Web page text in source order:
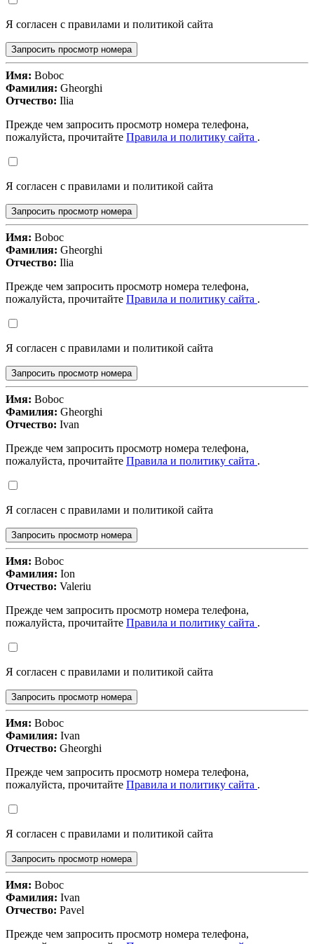
Я согласен с правилами и политикой сайта
Запросить просмотр номера
Имя: Boboc
Фамилия: Gheorghi
Отчество: Ilia
Прежде чем запросить просмотр номера телефона,
пожалуйста, прочитайте Правила и политику сайта .
Я согласен с правилами и политикой сайта
Запросить просмотр номера
Имя: Boboc
Фамилия: Gheorghi
Отчество: Ilia
Прежде чем запросить просмотр номера телефона,
пожалуйста, прочитайте Правила и политику сайта .
Я согласен с правилами и политикой сайта
Запросить просмотр номера
Имя: Boboc
Фамилия: Gheorghi
Отчество: Ivan
Прежде чем запросить просмотр номера телефона,
пожалуйста, прочитайте Правила и политику сайта .
Я согласен с правилами и политикой сайта
Запросить просмотр номера
Имя: Boboc
Фамилия: Ion
Отчество: Valeriu
Прежде чем запросить просмотр номера телефона,
пожалуйста, прочитайте Правила и политику сайта .
Я согласен с правилами и политикой сайта
Запросить просмотр номера
Имя: Boboc
Фамилия: Ivan
Отчество: Gheorghi
Прежде чем запросить просмотр номера телефона,
пожалуйста, прочитайте Правила и политику сайта .
Я согласен с правилами и политикой сайта
Запросить просмотр номера
Имя: Boboc
Фамилия: Ivan
Отчество: Pavel
Прежде чем запросить просмотр номера телефона,